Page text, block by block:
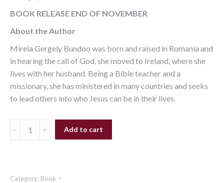
BOOK RELEASE END OF NOVEMBER
About the Author
Mirela Gergely Bundoo was born and raised in Romania and
in hearing the call of God, she moved to Ireland, where she
lives with her husband. Being a Bible teacher and a
missionary, she has ministered in many countries and seeks
to lead others into who Jesus can be in their lives.
Add to cart
Category: Book